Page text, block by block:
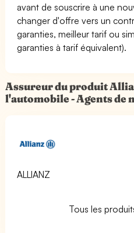
avant de souscrire à une
changer d'offre vers un
garanties, meilleur tarif ou
garanties à tarif équivalent).
Assureur du produit
l'automobile - Agents de
ALLIANZ
Tous les